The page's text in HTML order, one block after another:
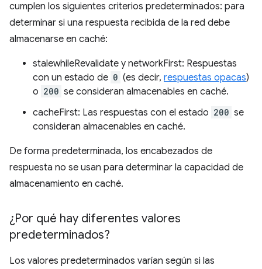
cumplen los siguientes criterios predeterminados: para
determinar si una respuesta recibida de la red debe
almacenarse en caché:
stalewhileRevalidate y networkFirst: Respuestas
con un estado de 0 (es decir, respuestas opacas)
o 200 se consideran almacenables en caché.
cacheFirst: Las respuestas con el estado 200 se
consideran almacenables en caché.
De forma predeterminada, los encabezados de
respuesta no se usan para determinar la capacidad de
almacenamiento en caché.
¿Por qué hay diferentes valores
predeterminados?
Los valores predeterminados varían según si las